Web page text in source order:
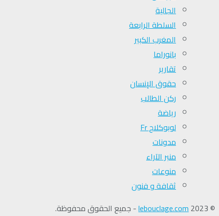
الجالية
السلطة الرابعة
المغرب الكبير
بانوراما
تقارير
حقوق الإنسان
ركن الطالب
رياضة
لوبوكلاج Fr
مدونات
منبر الآراء
منوعات
ثقافة و فنون
© 2023
lebouclage.com- جميع الحقوق محفوظة.